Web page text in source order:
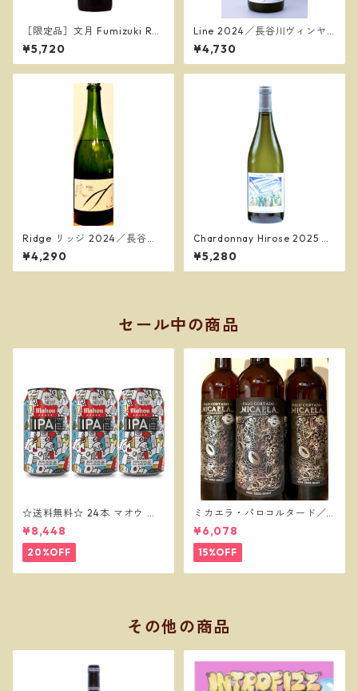
［限定品］文月 Fumizuki Ros
so 2025／ドゥエ プンティ ヴ
ィンヤーズ
¥5,720
Line 2024／長谷川ヴィンヤ
ード
¥4,730
Ridge リッジ 2024／長谷川
ヴィンヤード
¥4,290
Chardonnay Hirose 2025 シ
ャルドネ ヒロセ 2025／ドゥ
エ プンティ ヴィンヤーズ
¥5,280
セール中の商品
☆送料無料☆ 24本 マオウ セ
ッションIPA 330缶 MAHOU
IPA
¥8,448
20%OFF
ミカエラ・パロコルタード／
ボデガスバロン
¥6,078
15%OFF
その他の商品